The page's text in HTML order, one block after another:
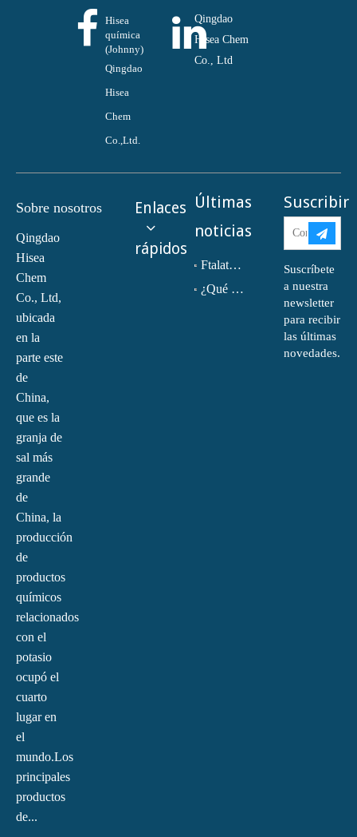
Hisea
química
(Johnny)
Qingdao
Hisea
Chem
Co.,Ltd.
Qingdao
Hisea Chem
Co., Ltd
Sobre nosotros
Qingdao
Hisea
Chem
Co., Ltd,
ubicada
en la
parte este
de
China,
que es la
granja de
sal más
grande
de
China, la
producción
de
productos
químicos
relacionados
con el
potasio
ocupó el
cuarto
lugar en
el
mundo.Los
principales
productos
de...
Enlaces
rápidos
Últimas
noticias
Ftalato de dioctilo (DOP) CAS NO.:117-81-7
¿Qué es la monoetanolamina (MEA)?
Suscribir
Suscríbete
a nuestra
newsletter
para recibir
las últimas
novedades.